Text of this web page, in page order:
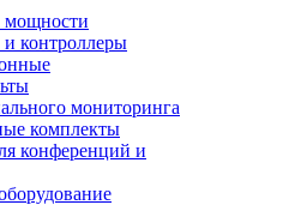
мощности
контроллеры
мониторинга
комплекты
конференций и